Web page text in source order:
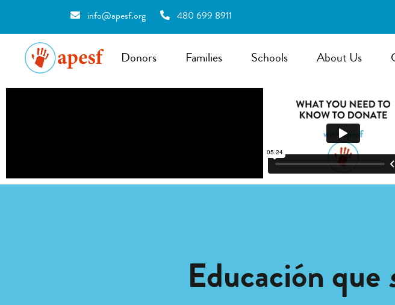
info@apesf.org 480 699 8911
Donors Families Schools About Us
Educación que